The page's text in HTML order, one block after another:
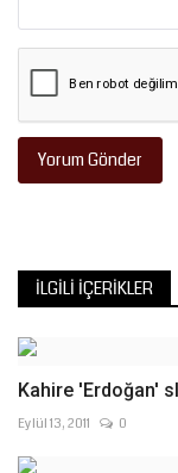
Yorum Gönder
İLGILI İÇERIKLER
Kahire 'Erdoğan'
Eylül 13, 2011 0